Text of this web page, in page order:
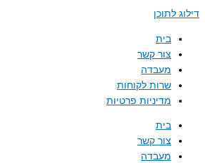
דילוג לתוכן
בית
צור קשר
מעבדה
שרות לקוחות
מדיניות פרטיות
בית
צור קשר
מעבדה